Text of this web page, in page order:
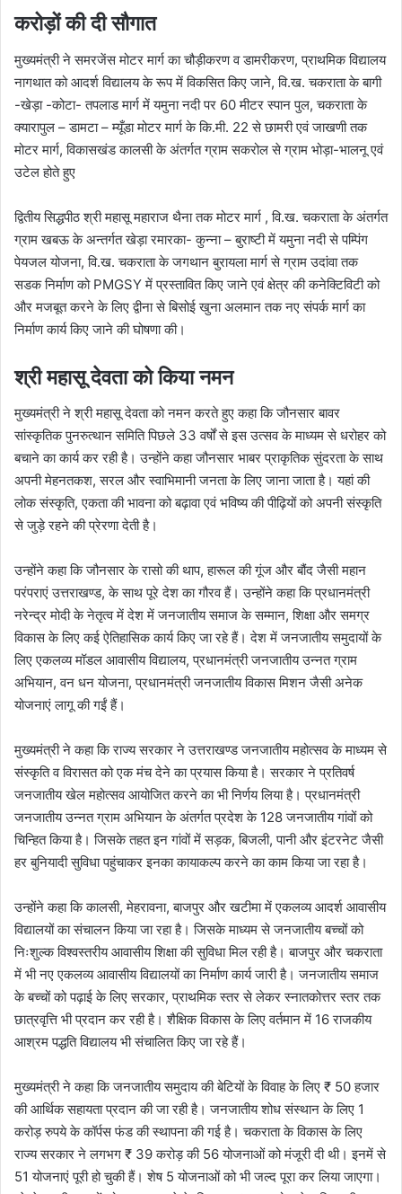
करोड़ों की दी सौगात
मुख्यमंत्री ने समरजेंस मोटर मार्ग का चौड़ीकरण व डामरीकरण, प्राथमिक विद्यालय
नागथात को आदर्श विद्यालय के रूप में विकसित किए जाने, वि.ख. चकराता के बागी
-खेड़ा -कोटा- तपलाड मार्ग में यमुना नदी पर 60 मीटर स्पान पुल, चकराता के
क्यारापुल – डामटा – म्यूँडा मोटर मार्ग के कि.मी. 22 से छामरी एवं जाखणी तक
मोटर मार्ग, विकासखंड कालसी के अंतर्गत ग्राम सकरोल से ग्राम भोड़ा-भालनू एवं
उटेल होते हुए
द्वितीय सिद्धपीठ श्री महासू महाराज थैना तक मोटर मार्ग , वि.ख. चकराता के अंतर्गत
ग्राम खबऊ के अन्तर्गत खेड़ा रमारका- कुन्ना – बुराष्टी में यमुना नदी से पम्पिंग
पेयजल योजना, वि.ख. चकराता के जगथान बुरायला मार्ग से ग्राम उदांवा तक
सडक निर्माण को PMGSY में प्रस्तावित किए जाने एवं क्षेत्र की कनेक्टिविटी को
और मजबूत करने के लिए द्वीना से बिसोई खुना अलमान तक नए संपर्क मार्ग का
निर्माण कार्य किए जाने की घोषणा की।
श्री महासू देवता को किया नमन
मुख्यमंत्री ने श्री महासू देवता को नमन करते हुए कहा कि जौनसार बावर
सांस्कृतिक पुनरुत्थान समिति पिछले 33 वर्षों से इस उत्सव के माध्यम से धरोहर को
बचाने का कार्य कर रही है। उन्होंने कहा जौनसार भाबर प्राकृतिक सुंदरता के साथ
अपनी मेहनतकश, सरल और स्वाभिमानी जनता के लिए जाना जाता है। यहां की
लोक संस्कृति, एकता की भावना को बढ़ावा एवं भविष्य की पीढ़ियों को अपनी संस्कृति
से जुड़े रहने की प्रेरणा देती है।
उन्होंने कहा कि जौनसार के रासो की थाप, हारूल की गूंज और बौंद जैसी महान
परंपराएं उत्तराखण्ड, के साथ पूरे देश का गौरव हैं। उन्होंने कहा कि प्रधानमंत्री
नरेन्द्र मोदी के नेतृत्व में देश में जनजातीय समाज के सम्मान, शिक्षा और समग्र
विकास के लिए कई ऐतिहासिक कार्य किए जा रहे हैं। देश में जनजातीय समुदायों के
लिए एकलव्य मॉडल आवासीय विद्यालय, प्रधानमंत्री जनजातीय उन्नत ग्राम
अभियान, वन धन योजना, प्रधानमंत्री जनजातीय विकास मिशन जैसी अनेक
योजनाएं लागू की गईं हैं।
मुख्यमंत्री ने कहा कि राज्य सरकार ने उत्तराखण्ड जनजातीय महोत्सव के माध्यम से
संस्कृति व विरासत को एक मंच देने का प्रयास किया है। सरकार ने प्रतिवर्ष
जनजातीय खेल महोत्सव आयोजित करने का भी निर्णय लिया है। प्रधानमंत्री
जनजातीय उन्नत ग्राम अभियान के अंतर्गत प्रदेश के 128 जनजातीय गांवों को
चिन्हित किया है। जिसके तहत इन गांवों में सड़क, बिजली, पानी और इंटरनेट जैसी
हर बुनियादी सुविधा पहुंचाकर इनका कायाकल्प करने का काम किया जा रहा है।
उन्होंने कहा कि कालसी, मेहरावना, बाजपुर और खटीमा में एकलव्य आदर्श आवासीय
विद्यालयों का संचालन किया जा रहा है। जिसके माध्यम से जनजातीय बच्चों को
निःशुल्क विश्वस्तरीय आवासीय शिक्षा की सुविधा मिल रही है। बाजपुर और चकराता
में भी नए एकलव्य आवासीय विद्यालयों का निर्माण कार्य जारी है। जनजातीय समाज
के बच्चों को पढ़ाई के लिए सरकार, प्राथमिक स्तर से लेकर स्नातकोत्तर स्तर तक
छात्रवृत्ति भी प्रदान कर रही है। शैक्षिक विकास के लिए वर्तमान में 16 राजकीय
आश्रम पद्धति विद्यालय भी संचालित किए जा रहे हैं।
मुख्यमंत्री ने कहा कि जनजातीय समुदाय की बेटियों के विवाह के लिए ₹ 50 हजार
की आर्थिक सहायता प्रदान की जा रही है। जनजातीय शोध संस्थान के लिए 1
करोड़ रुपये के कॉर्पस फंड की स्थापना की गई है। चकराता के विकास के लिए
राज्य सरकार ने लगभग ₹ 39 करोड़ की 56 योजनाओं को मंजूरी दी थी। इनमें से
51 योजनाएं पूरी हो चुकी हैं। शेष 5 योजनाओं को भी जल्द पूरा कर लिया जाएगा।